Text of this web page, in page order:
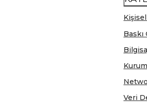
Veri